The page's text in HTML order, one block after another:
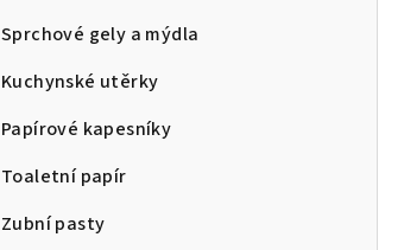
Sprchové gely a mýdla
Kuchynské utěrky
Papírové kapesníky
Toaletní papír
Zubní pasty